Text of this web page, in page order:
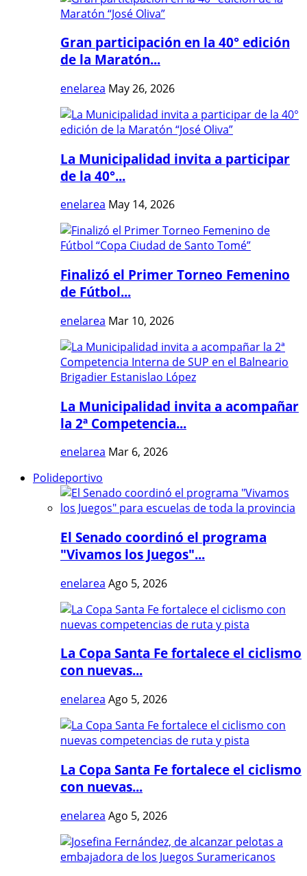
Gran participación en la 40° edición
de la Maratón...
enelarea May 26, 2026
La Municipalidad invita a participar
de la 40°...
enelarea May 14, 2026
Finalizó el Primer Torneo Femenino
de Fútbol...
enelarea Mar 10, 2026
La Municipalidad invita a acompañar
la 2ª Competencia...
enelarea Mar 6, 2026
Polideportivo
El Senado coordinó el programa
"Vivamos los Juegos"...
enelarea Ago 5, 2026
La Copa Santa Fe fortalece el ciclismo
con nuevas...
enelarea Ago 5, 2026
La Copa Santa Fe fortalece el ciclismo
con nuevas...
enelarea Ago 5, 2026